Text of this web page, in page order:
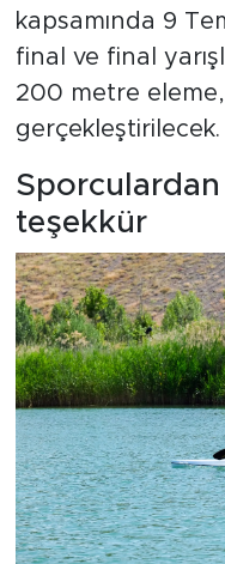
kapsamında 9
final ve final
200 metre eleme,
gerçekleştirilecek.
teşekkür